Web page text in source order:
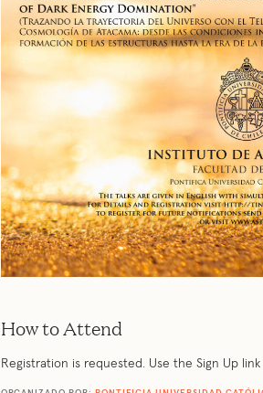
How to Attend
Registration is requested. Use the Sign Up link